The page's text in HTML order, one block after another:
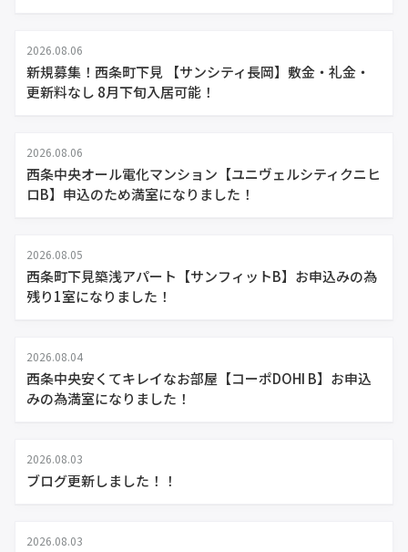
2026.08.06
新規募集！西条町下見 【サンシティ長岡】敷金・礼金・
更新料なし 8月下旬入居可能！
2026.08.06
西条中央オール電化マンション【ユニヴェルシティクニヒ
ロB】申込のため満室になりました！
2026.08.05
西条町下見築浅アパート【サンフィットB】お申込みの為
残り1室になりました！
2026.08.04
西条中央安くてキレイなお部屋【コーポDOHI B】お申込
みの為満室になりました！
2026.08.03
ブログ更新しました！！
2026.08.03